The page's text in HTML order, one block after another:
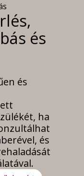
és
és
ha
és